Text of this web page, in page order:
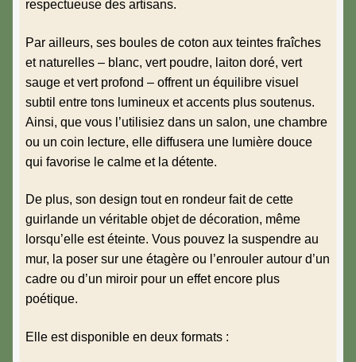
respectueuse des artisans.
Par ailleurs, ses boules de coton aux teintes fraîches
et naturelles – blanc, vert poudre, laiton doré, vert
sauge et vert profond – offrent un équilibre visuel
subtil entre tons lumineux et accents plus soutenus.
Ainsi, que vous l’utilisiez dans un salon, une chambre
ou un coin lecture, elle diffusera une lumière douce
qui favorise le calme et la détente.
De plus, son design tout en rondeur fait de cette
guirlande un véritable objet de décoration, même
lorsqu’elle est éteinte. Vous pouvez la suspendre au
mur, la poser sur une étagère ou l’enrouler autour d’un
cadre ou d’un miroir pour un effet encore plus
poétique.
Elle est disponible en deux formats :